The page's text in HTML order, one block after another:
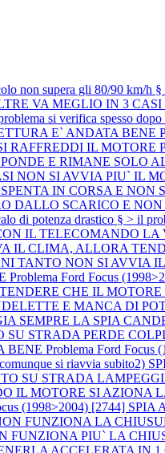
non supera gli 80/90 km/h §
VA MEGLIO IN 3
si verifica spesso dopo
E` ANDATA
RAFFREDDI IL MOTORE
E RIMANE SOLO
NON SI AVVIA PIU` IL
SPENTA IN CORSA E
DALLO SCARICO E
potenza drastico § > il
IL TELECOMANDO
IL CLIMA, ALLORA
TANTO NON SI
Problema Ford Focus
CHE IL MOTORE
E MANCA DI
SEMPRE LA SPIA
SU STRADA PERDE COLPI
BENE Problema Ford
si riavvia subito2)
SU STRADA
IL MOTORE SI
(1998>2004) [2744]
FUNZIONA LA
FUNZIONA PIU` LA
ACCELERATA IN